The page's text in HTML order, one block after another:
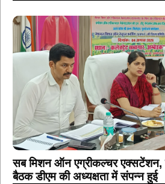
सब मिशन ऑन एग्रीकल्चर एक्सटेंशन,
बैठक डीएम की अध्यक्षता में संपन्न हुई